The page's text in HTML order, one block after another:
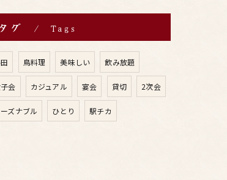
タグ Tags
鳥料理 美味しい 飲み放題
会 カジュアル 宴会 貸切 2次会
ーズナブル ひとり 駅チカ